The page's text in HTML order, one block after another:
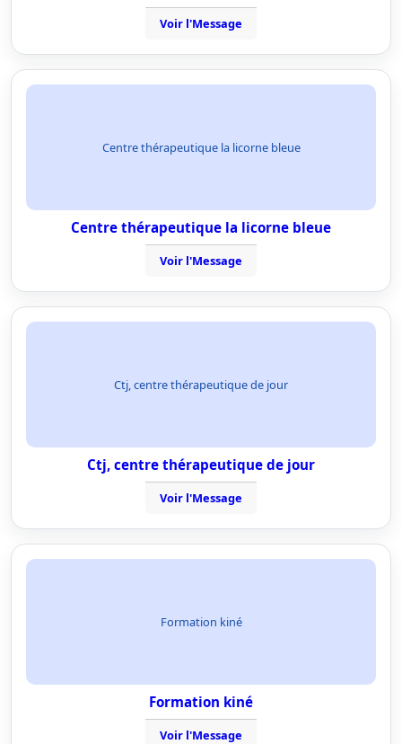
Voir l'Message
Centre thérapeutique la licorne bleue
Centre thérapeutique la licorne bleue
Voir l'Message
Ctj, centre thérapeutique de jour
Ctj, centre thérapeutique de jour
Voir l'Message
Formation kiné
Formation kiné
Voir l'Message